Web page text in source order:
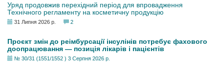
Уряд продовжив перехідний період для впровадження
Технічного регламенту на косметичну продукцію
31 Липня 2026 р. 2
Проєкт змін до реімбурсації інсулінів потребує фахового
доопрацювання — позиція лікарів і пацієнтів
№ 30/31 (1551/1552 ) 3 Серпня 2026 р.